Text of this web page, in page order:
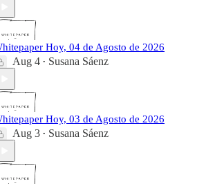
Hoy, 04 de Agosto de 2026
Aug 4 • Susana Sáenz
Hoy, 03 de Agosto de 2026
Aug 3 • Susana Sáenz